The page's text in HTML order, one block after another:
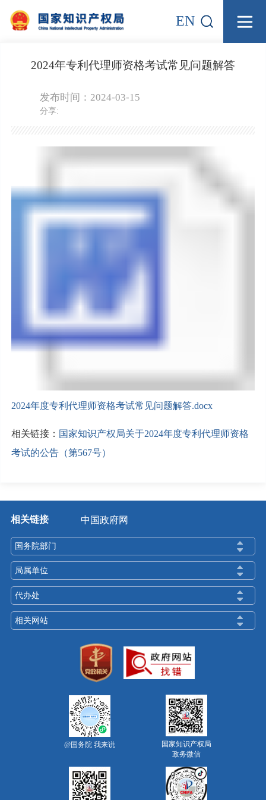
EN
2024年专利代理师资格考试常见问题解答
发布时间：2024-03-15
分享:
2024年度专利代理师资格考试常见问题解答.docx
相关链接： 国家知识产权局关于2024年度专利代理师资格
考试的公告（第567号）
相关链接 中国政府网
国务院部门
局属单位
代办处
相关网站
@国务院 我来说
国家知识产权局
政务微信